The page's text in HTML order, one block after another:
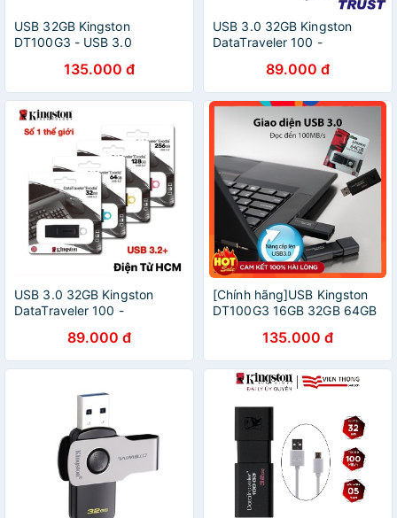
USB 32GB Kingston
DT100G3 - USB 3.0
135.000 đ
USB 3.0 32GB Kingston
DataTraveler 100 -
5 Năm- Hàng Chính Hãng
89.000 đ
USB 3.0 32GB Kingston
DataTraveler 100 -
5 Năm- Hàng Chính Hãng
89.000 đ
[Chính hãng]USB Kingston
DT100G3 16GB 32GB 64GB
100MB/s chuẩn chính hãng
phân phối
135.000 đ